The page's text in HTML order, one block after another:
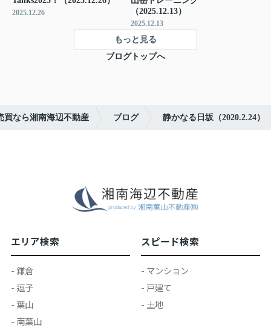
2025.12.26
（2025.12.13）
2025.12.13
もっと見る
ブログトップへ
買なら湘南海辺不動産 ブログ 静かなる日坂（2020.2.24）
エリア検索
- 鎌倉
- 逗子
- 葉山
- 南葉山
スピード検索
- マンション
- 戸建て
- 土地